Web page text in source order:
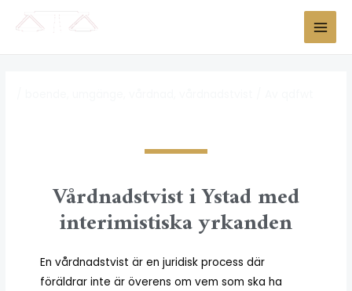
Vårdnadstvist i Ystad med
interimistiska yrkanden
En vårdnadstvist är en juridisk process där
föräldrar inte är överens om vem som ska ha